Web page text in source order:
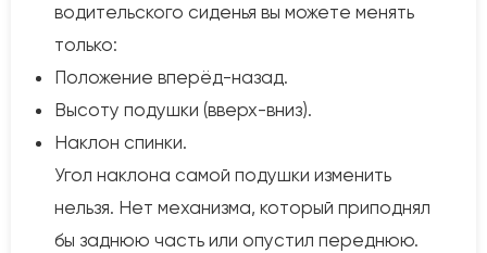
водительского сиденья вы можете менять
только:
Положение вперёд-назад.
Высоту подушки (вверх-вниз).
Наклон спинки.
Угол наклона самой подушки изменить
нельзя. Нет механизма, который приподнял
бы заднюю часть или опустил переднюю.